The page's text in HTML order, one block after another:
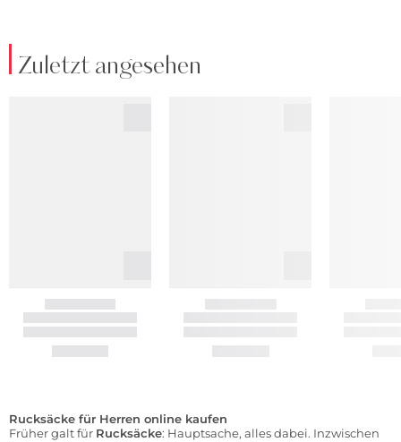
Zuletzt angesehen
Rucksäcke für Herren online kaufen
Früher galt für Rucksäcke: Hauptsache, alles dabei. Inzwischen